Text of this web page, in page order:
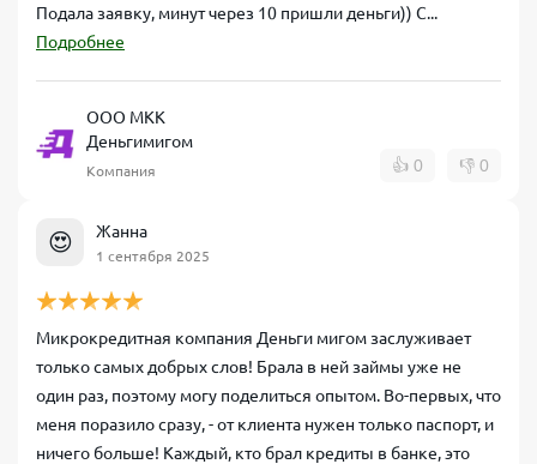
Подала заявку, минут через 10 пришли деньги)) С...
Подробнее
ООО МКК
Деньгимигом
Компания 👍 0 👎 0
😍 Жанна
1 сентября 2025
Микрокредитная компания Деньги мигом заслуживает
только самых добрых слов! Брала в ней займы уже не
один раз, поэтому могу поделиться опытом. Во-первых, что
меня поразило сразу, - от клиента нужен только паспорт, и
ничего больше! Каждый, кто брал кредиты в банке, это